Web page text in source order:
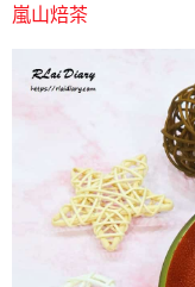
嵐山焙茶